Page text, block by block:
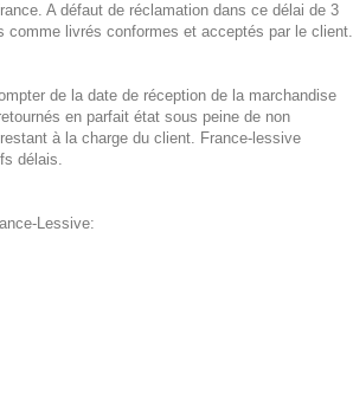
A défaut de réclamation dans ce délai de 3
comme livrés conformes et acceptés par le client.
de la date de réception de la marchandise
en parfait état sous peine de non
à la charge du client. France-lessive
délais.
Lessive: